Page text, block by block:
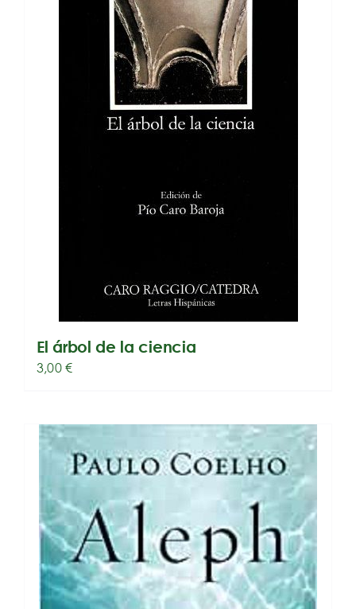
El árbol de la ciencia
3,00€